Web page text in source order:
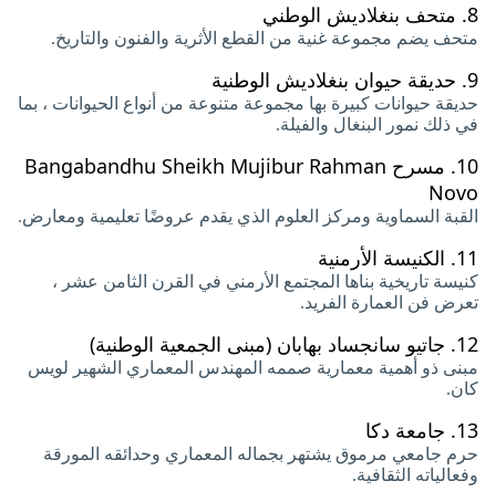
8. متحف بنغلاديش الوطني
متحف يضم مجموعة غنية من القطع الأثرية والفنون والتاريخ.
9. حديقة حيوان بنغلاديش الوطنية
حديقة حيوانات كبيرة بها مجموعة متنوعة من أنواع الحيوانات ، بما
في ذلك نمور البنغال والفيلة.
10.
مسرح Bangabandhu Sheikh Mujibur Rahman
Novo
القبة السماوية ومركز العلوم الذي يقدم عروضًا تعليمية ومعارض.
11. الكنيسة الأرمنية
كنيسة تاريخية بناها المجتمع الأرمني في القرن الثامن عشر ،
تعرض فن العمارة الفريد.
12. جاتيو سانجساد بهابان (مبنى الجمعية الوطنية)
مبنى ذو أهمية معمارية صممه المهندس المعماري الشهير لويس
كان.
13. جامعة دكا
حرم جامعي مرموق يشتهر بجماله المعماري وحدائقه المورقة
وفعالياته الثقافية.